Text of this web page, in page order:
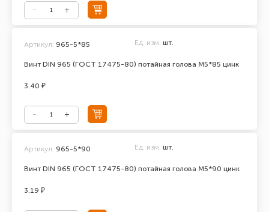
Винт DIN 965 (ГОСТ 17475-80) потайная голова М5*85 цинк
Артикул: 965-5*85 Ед. изм. шт.
3.40 ₽
Винт DIN 965 (ГОСТ 17475-80) потайная голова М5*90 цинк
Артикул: 965-5*90 Ед. изм. шт.
3.19 ₽